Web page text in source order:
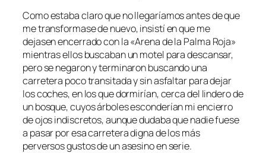
Como estaba claro que no llegaríamos antes de que
me transformase de nuevo, insistí en que me
dejasen encerrado con la «Arena de la Palma Roja»
mientras ellos buscaban un motel para descansar,
pero se negaron y terminaron buscando una
carretera poco transitada y sin asfaltar para dejar
los coches, en los que dormirían, cerca del lindero de
un bosque, cuyos árboles esconderían mi encierro
de ojos indiscretos, aunque dudaba que nadie fuese
a pasar por esa carretera digna de los más
perversos gustos de un asesino en serie.